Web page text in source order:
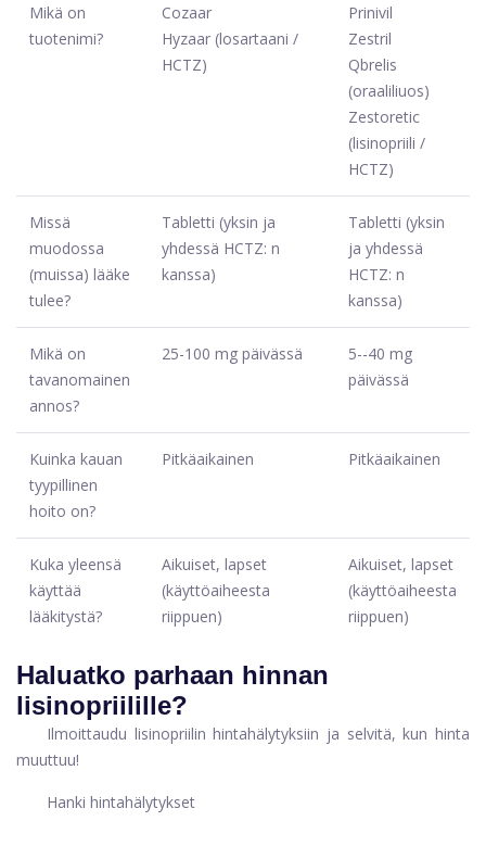
Mikä on
tuotenimi?
Cozaar
Hyzaar (losartaani /
HCTZ)
Prinivil
Zestril
Qbrelis
(oraaliliuos)
Zestoretic
(lisinopriili /
HCTZ)
Missä
muodossa
(muissa) lääke
tulee?
Tabletti (yksin ja
yhdessä HCTZ: n
kanssa)
Tabletti (yksin
ja yhdessä
HCTZ: n
kanssa)
Mikä on
tavanomainen
annos?
25-100 mg päivässä
5--40 mg
päivässä
Kuinka kauan
tyypillinen
hoito on?
Pitkäaikainen Pitkäaikainen
Kuka yleensä
käyttää
lääkitystä?
Aikuiset, lapset
(käyttöaiheesta
riippuen)
Aikuiset, lapset
(käyttöaiheesta
riippuen)
Haluatko parhaan hinnan
lisinopriilille?
Ilmoittaudu lisinopriilin hintahälytyksiin ja selvitä, kun hinta
muuttuu!
Hanki hintahälytykset